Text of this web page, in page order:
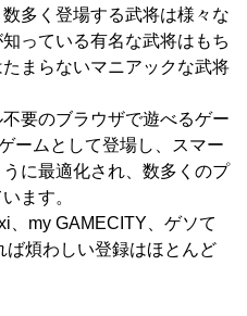
多く登場する武将は様々な
っている有名な武将はもち
まらないマニアックな武将
要のブラウザで遊べるゲー
ームとして登場し、スマー
に最適化され、数多くのプ
ます。
、my GAMECITY、ゲソて
ば煩わしい登録はほとんど